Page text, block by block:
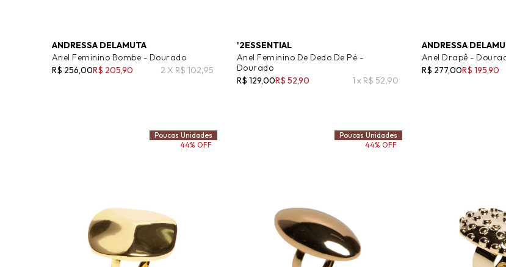
ANDRESSA DELAMUTA
Anel Feminino Bombe - Dourado
R$ 256,00R$ 205,90 2 X R$ 102,95
'2ESSENTIAL
Anel Feminino De Dedo De Pé -
Dourado
R$ 129,00R$ 52,90 1 x R$ 52,90
ANDRESSA
Anel Drapê -
R$ 277,00R$ 195,90
Poucas Unidades
44% OFF
Poucas Unidades
44% OFF